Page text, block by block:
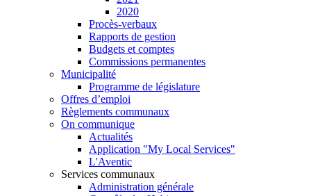
2020
Procès-verbaux
Rapports de gestion
Budgets et comptes
Commissions permanentes
Municipalité
Programme de législature
Offres d’emploi
Règlements communaux
On communique
Actualités
Application "My Local Services"
L'Aventic
Services communaux
Administration générale